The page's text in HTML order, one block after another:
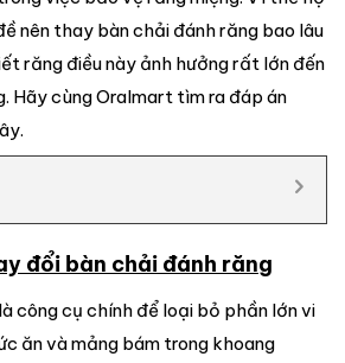
nên thay bàn chải đánh răng bao lâu
răng điều này ảnh hưởng rất lớn đến
Hãy cùng Oralmart tìm ra đáp án
đổi bàn chải đánh răng
là công cụ chính để loại bỏ phần lớn vi
ăn và mảng bám trong khoang